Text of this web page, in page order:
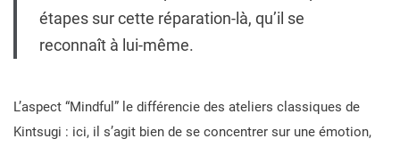
étapes sur cette réparation-là, qu’il se
reconnaît à lui-même.
L’aspect “Mindful” le différencie des ateliers classiques de
Kintsugi : ici, il s’agit bien de se concentrer sur une émotion,